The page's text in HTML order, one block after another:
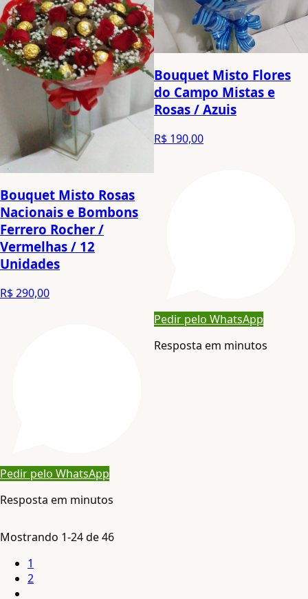
Bouquet Misto Rosas
Nacionais e Bombons
Ferrero Rocher /
Vermelhas / 12
Unidades
R$ 290,00
Pedir pelo WhatsApp
Resposta em minutos
Bouquet Misto Flores
do Campo Mistas e
Rosas / Azuis
R$ 190,00
Pedir pelo WhatsApp
Resposta em minutos
Mostrando 1-24de46
1
2